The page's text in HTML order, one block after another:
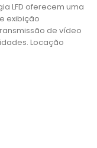
LFD oferecem uma
exibição
de vídeo
Locação